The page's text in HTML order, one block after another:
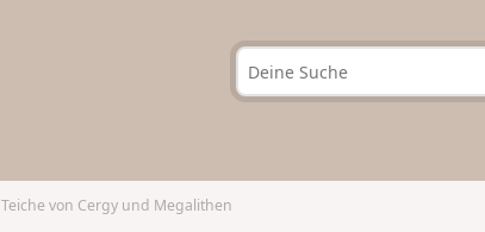
Teiche von Cergy und Megalithen